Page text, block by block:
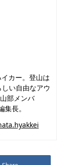
カー。登山は
い自由なアウ
部メンバ
長。